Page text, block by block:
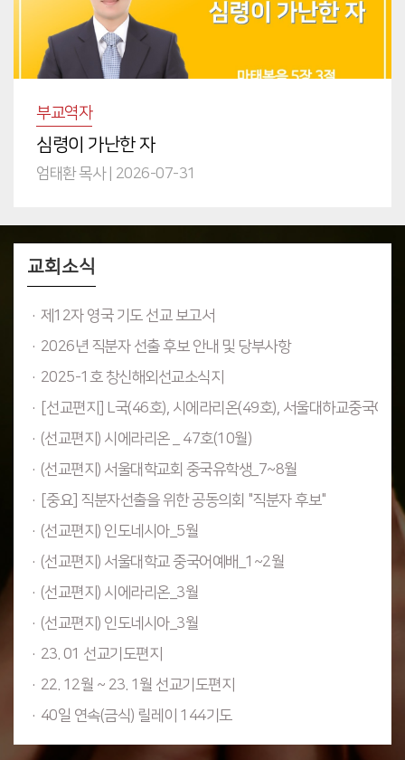
부교역자
심령이 가난한 자
엄태환 목사| 2026-07-31
교회소식
·제12자 영국 기도 선교 보고서
·2026년 직분자 선출 후보 안내 및 당부사항
·2025-1호 창신해외선교소식지
·[선교편지] L국(46호), 시에라리온(49호), 서울대하교중국어
·(선교편지) 시에라리온 _ 47호(10월)
·(선교편지) 서울대학교회 중국유학생_7~8월
·[중요] 직분자선출을 위한 공동의회 "직분자 후보"
·(선교편지) 인도네시아_5월
·(선교편지) 서울대학교 중국어예배_1~2월
·(선교편지) 시에라리온_3월
·(선교편지) 인도네시아_3월
·23. 01 선교기도편지
·22. 12월 ~ 23. 1월 선교기도편지
·40일 연속(금식) 릴레이 144기도